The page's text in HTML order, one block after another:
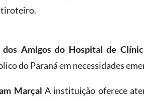
tiroteiro.
dos Amigos do Hospital de
do Paraná em necessidades
Marçal A instituição oferece